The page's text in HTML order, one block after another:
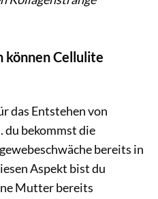
können Cellulite
das Entstehen von
du bekommst die
bereits in
Aspekt bist du
Mutter bereits